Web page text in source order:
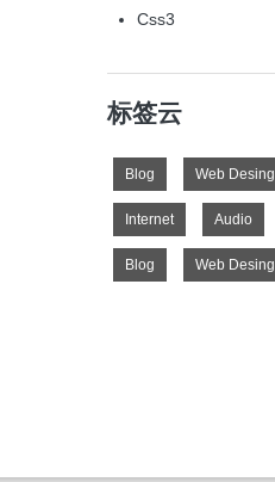
Css3
标签云
Blog Web Desing
Internet Audio
Blog Web Desing